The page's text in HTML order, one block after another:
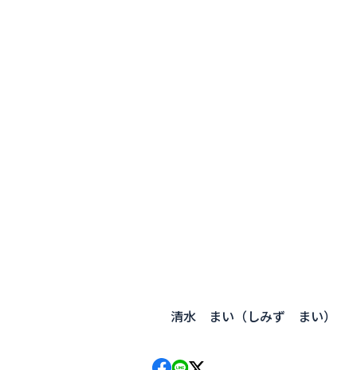
清水 まい（しみず まい）